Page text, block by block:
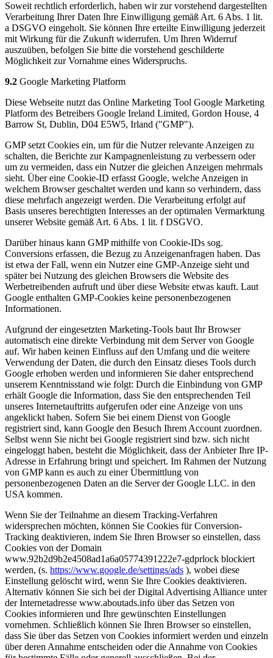
Soweit rechtlich erforderlich, haben wir zur vorstehend dargestellten
Verarbeitung Ihrer Daten Ihre Einwilligung gemäß Art. 6 Abs. 1 lit.
a DSGVO eingeholt. Sie können Ihre erteilte Einwilligung jederzeit
mit Wirkung für die Zukunft widerrufen. Um Ihren Widerruf
auszuüben, befolgen Sie bitte die vorstehend geschilderte
Möglichkeit zur Vornahme eines Widerspruchs.
9.2 Google Marketing Platform
Diese Webseite nutzt das Online Marketing Tool Google Marketing
Platform des Betreibers Google Ireland Limited, Gordon House, 4
Barrow St, Dublin, D04 E5W5, Irland ("GMP").
GMP setzt Cookies ein, um für die Nutzer relevante Anzeigen zu
schalten, die Berichte zur Kampagnenleistung zu verbessern oder
um zu vermeiden, dass ein Nutzer die gleichen Anzeigen mehrmals
sieht. Über eine Cookie-ID erfasst Google, welche Anzeigen in
welchem Browser geschaltet werden und kann so verhindern, dass
diese mehrfach angezeigt werden. Die Verarbeitung erfolgt auf
Basis unseres berechtigten Interesses an der optimalen Vermarktung
unserer Website gemäß Art. 6 Abs. 1 lit. f DSGVO.
Darüber hinaus kann GMP mithilfe von Cookie-IDs sog.
Conversions erfassen, die Bezug zu Anzeigenanfragen haben. Das
ist etwa der Fall, wenn ein Nutzer eine GMP-Anzeige sieht und
später bei Nutzung des gleichen Browsers die Website des
Werbetreibenden aufruft und über diese Website etwas kauft. Laut
Google enthalten GMP-Cookies keine personenbezogenen
Informationen.
Aufgrund der eingesetzten Marketing-Tools baut Ihr Browser
automatisch eine direkte Verbindung mit dem Server von Google
auf. Wir haben keinen Einfluss auf den Umfang und die weitere
Verwendung der Daten, die durch den Einsatz dieses Tools durch
Google erhoben werden und informieren Sie daher entsprechend
unserem Kenntnisstand wie folgt: Durch die Einbindung von GMP
erhält Google die Information, dass Sie den entsprechenden Teil
unseres Internetauftritts aufgerufen oder eine Anzeige von uns
angeklickt haben. Sofern Sie bei einem Dienst von Google
registriert sind, kann Google den Besuch Ihrem Account zuordnen.
Selbst wenn Sie nicht bei Google registriert sind bzw. sich nicht
eingeloggt haben, besteht die Möglichkeit, dass der Anbieter Ihre IP-
Adresse in Erfahrung bringt und speichert. Im Rahmen der Nutzung
von GMP kann es auch zu einer Übermittlung von
personenbezogenen Daten an die Server der Google LLC. in den
USA kommen.
Wenn Sie der Teilnahme an diesem Tracking-Verfahren
widersprechen möchten, können Sie Cookies für Conversion-
Tracking deaktivieren, indem Sie Ihren Browser so einstellen, dass
Cookies von der Domain
www.92b2d9b2e4508ad1a6a05774391222e7-gdprlock blockiert
werden, (s. https://www.google.de/settings/ads ), wobei diese
Einstellung gelöscht wird, wenn Sie Ihre Cookies deaktivieren.
Alternativ können Sie sich bei der Digital Advertising Alliance unter
der Internetadresse www.aboutads.info über das Setzen von
Cookies informieren und Ihre gewünschten Einstellungen
vornehmen. Schließlich können Sie Ihren Browser so einstellen,
dass Sie über das Setzen von Cookies informiert werden und einzeln
über deren Annahme entscheiden oder die Annahme von Cookies